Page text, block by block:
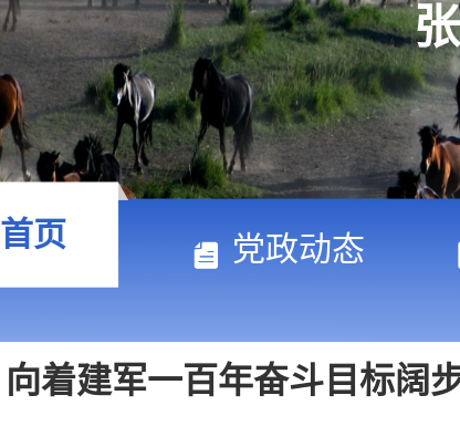
首页 党政动态
总书记的人民情怀 | “建